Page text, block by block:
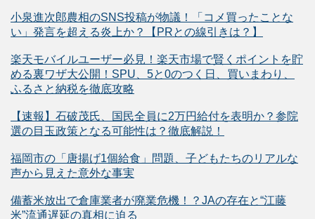
小泉進次郎農相のSNS投稿が物議！「コメ買ったことな
い」発言を超える炎上か？【PRとの線引きは？】
楽天モバイルユーザー必見！楽天市場で賢くポイントを貯
める裏ワザ大公開！SPU、5と0のつく日、買いまわり、
ふるさと納税を徹底攻略
【速報】石破茂氏、国民全員に2万円給付を表明か？参院
選の目玉政策となる可能性は？徹底解説！
福岡市の「唐揚げ1個給食」問題、子どもたちのリアルな
声から見えた意外な事実
備蓄米放出で倉庫業者が廃業危機！？JAの存在と“江藤
米”流通遅延の真相に迫る